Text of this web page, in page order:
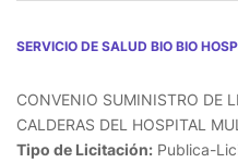
SERVICIO DE SALUD BIO BIO
CONVENIO SUMINISTRO DE
CALDERAS DEL HOSPITAL
Tipo de Licitación: Publica-